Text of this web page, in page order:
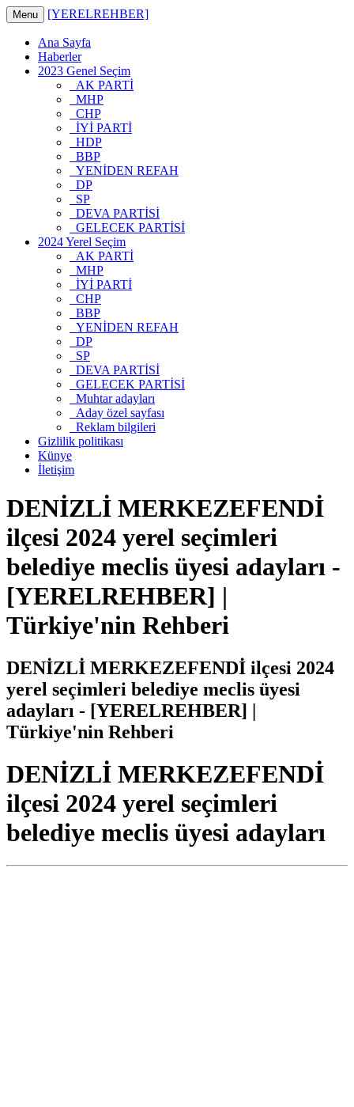
Menu [YERELREHBER]
Ana Sayfa
Haberler
2023 Genel Seçim
AK PARTİ
MHP
CHP
İYİ PARTİ
HDP
BBP
YENİDEN REFAH
DP
SP
DEVA PARTİSİ
GELECEK PARTİSİ
2024 Yerel Seçim
AK PARTİ
MHP
İYİ PARTİ
CHP
BBP
YENİDEN REFAH
DP
SP
DEVA PARTİSİ
GELECEK PARTİSİ
Muhtar adayları
Aday özel sayfası
Reklam bilgileri
Gizlilik politikası
Künye
İletişim
DENİZLİ MERKEZEFENDİ
ilçesi 2024 yerel seçimleri
belediye meclis üyesi adayları -
[YERELREHBER] |
Türkiye'nin Rehberi
DENİZLİ MERKEZEFENDİ ilçesi 2024
yerel seçimleri belediye meclis üyesi
adayları - [YERELREHBER] |
Türkiye'nin Rehberi
DENİZLİ MERKEZEFENDİ
ilçesi 2024 yerel seçimleri
belediye meclis üyesi adayları